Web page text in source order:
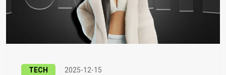
TECH 2025-12-15